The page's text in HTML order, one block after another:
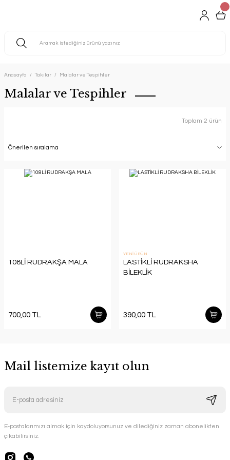
Anasayfa Takılar Malalar ve Tespihler
Malalar ve Tespihler
Toplam 2 ürün
108Lİ RUDRAKŞA MALA
700,00 TL
YENİ ÜRÜN
LASTİKLİ RUDRAKSHA
BİLEKLİK
390,00 TL
Mail listemize kayıt olun
E-postalarımızı almak için kaydoluyorsunuz ve dilediğiniz zaman abonelikten
çıkabilirsiniz.